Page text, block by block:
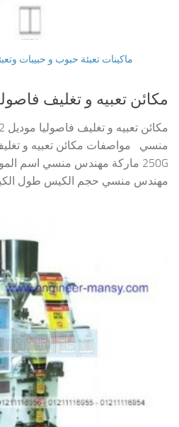
ماكينات تعبئة حبوب و حبيبات
مكائن تعبيه و تغليف
مهندس منسي حجم الكيس طول